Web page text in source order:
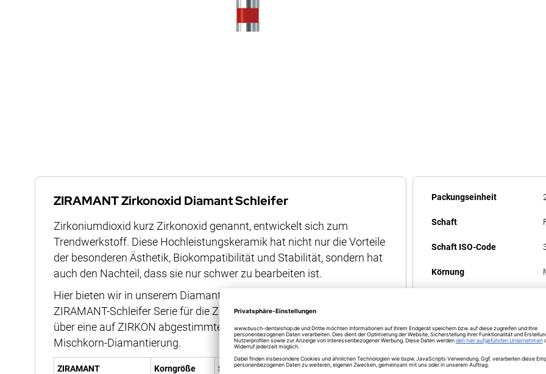
Anfang
springen
ZIRAMANT Zirkonoxid Diamant Schleifer
Zirkoniumdioxid kurz Zirkonoxid genannt, entwickelt sich zum
Trendwerkstoff. Diese Hochleistungskeramik hat nicht nur die Vorteile
der besonderen Ästhetik, Biokompatibilität und Stabilität, sondern hat
auch den Nachteil, dass sie nur schwer zu bearbeiten ist.
Hier bieten wir in unserem Diamantschleifer-Programm die neue
ZIRAMANT-Schleifer Serie für die Zahnarztpraxis an. Diese verfügt
über eine auf ZIRKON abgestimmte spezielle und vor allem stabile
Mischkorn-Diamantierung.
ZIRAMANT
Korngröße Schaftmarkierung Anwendungsbeispiel
Mehr
Packungseinheit
Schaft
Schaft ISO-Code
Körnung
Anwendung
,